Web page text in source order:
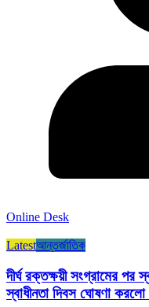
Online Desk
Latestআন্তর্জাতিক
দীর্ঘ রক্তক্ষয়ী সংগ্রামের পর
স্বাধীনতা দিবস ঘোষণা করলো